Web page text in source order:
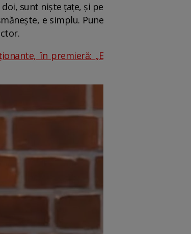
doi, sunt niște țațe, și pe
e simplu. Pune
în premieră: „E